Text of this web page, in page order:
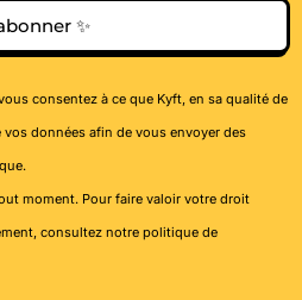
✨
consentez à ce que Kyft, en sa qualité de
données afin de vous envoyer des
moment. Pour faire valoir votre droit
consultez notre politique de